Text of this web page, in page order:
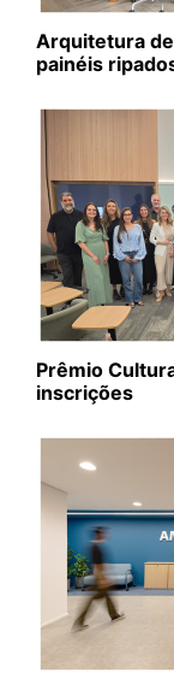
Arquitetura
painéis
Prêmio
inscrições